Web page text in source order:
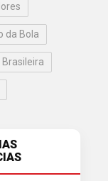
da Bola